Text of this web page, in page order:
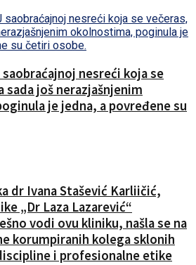
saobraćajnoj nesreći koja se
sada još nerazjašnjenim
je jedna, a povređene su
dr Ivana Stašević Karliičić,
„Dr Laza Lazarević“
vodi ovu kliniku, našla se na
korumpiranih kolega sklonih
i profesionalne etike